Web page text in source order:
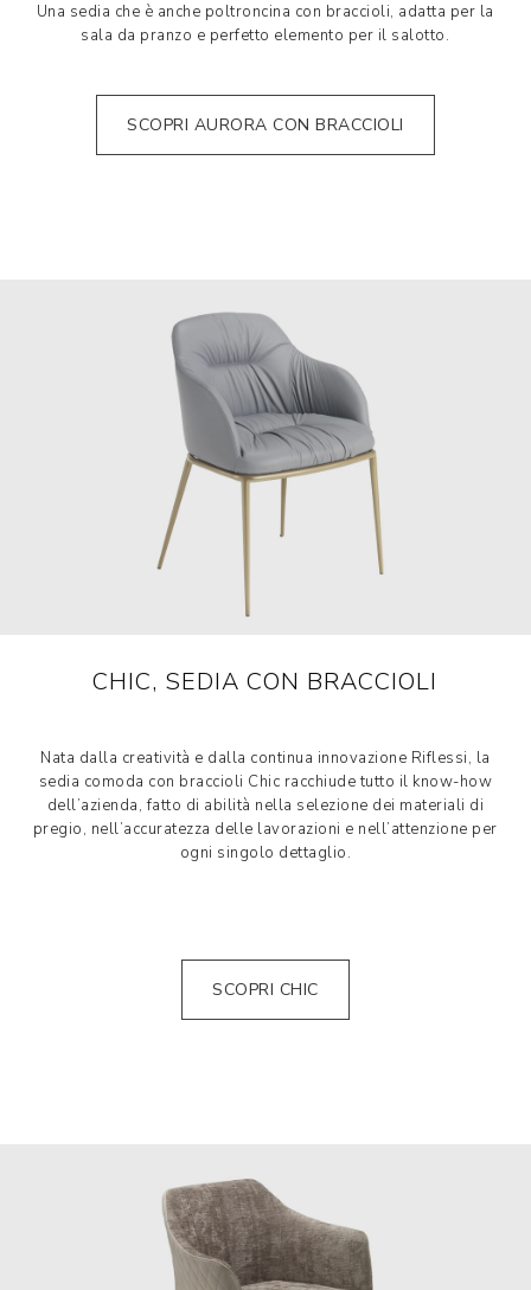
Una sedia che è anche poltroncina con braccioli, adatta per la
sala da pranzo e perfetto elemento per il salotto.
SCOPRI AURORA CON BRACCIOLI
CHIC, SEDIA CON BRACCIOLI
Nata dalla creatività e dalla continua innovazione Riflessi, la
sedia comoda con braccioli Chic racchiude tutto il know-how
dell’azienda, fatto di abilità nella selezione dei materiali di
pregio, nell’accuratezza delle lavorazioni e nell’attenzione per
ogni singolo dettaglio.
SCOPRI CHIC